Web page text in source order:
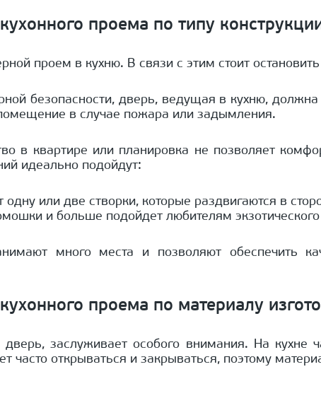
проема по типу
проем в кухню. В связи с этим стоит
безопасности, дверь, ведущая в кухню,
в случае пожара или задымления.
в квартире или планировка не позволяет
идеально подойдут:
или две створки, которые раздвигаются в
и больше подойдет любителям экзотического
много места и позволяют обеспечить
проема по материалу
дверь, заслуживает особого внимания. На
часто открываться и закрываться, поэтому